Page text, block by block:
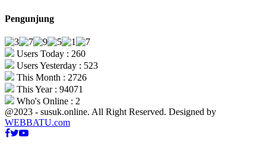
Pengunjung
Users Today : 260
Users Yesterday : 523
This Month : 2726
This Year : 94071
Who's Online : 2
@2023 - susuk.online. All Right Reserved. Designed by
WEBBATU.com
Facebook
Twitter
Youtube